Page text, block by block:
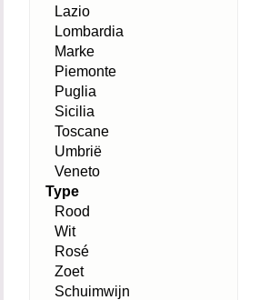
Lazio
Lombardia
Marke
Piemonte
Puglia
Sicilia
Toscane
Umbrië
Veneto
Type
Rood
Wit
Rosé
Zoet
Schuimwijn